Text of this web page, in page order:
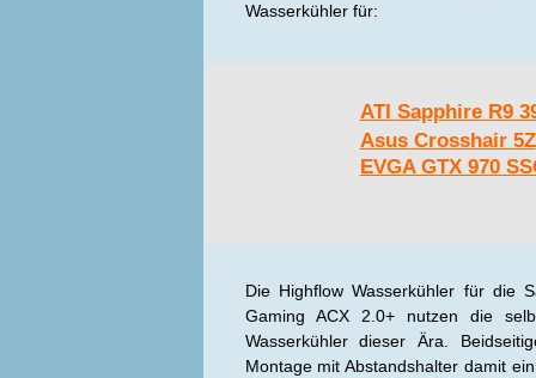
Wasserkühler für:
ATI Sapphire R9
Asus Crosshair 5Z
EVGA GTX 970
Die Highflow Wasserkühler für die
Gaming ACX 2.0+ nutzen die
Wasserkühler dieser Ära.
Montage mit Abstandshalter damit